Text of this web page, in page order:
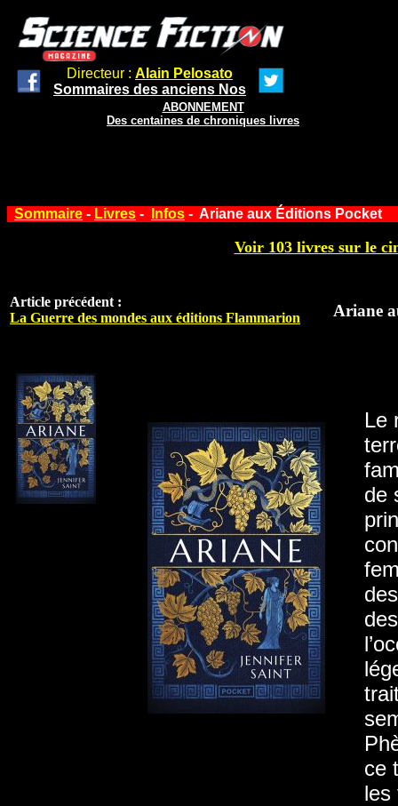
Directeur : Alain Pelosato
Sommaires des anciens Nos
ABONNEMENT
Des centaines de chroniques livres
Sommaire - Livres - Infos - Ariane aux Éditions Pocket
Voir 103 livres sur le
Article précédent :
La Guerre des mondes aux éditions Flammarion
Ariane
Le
de
ce
les